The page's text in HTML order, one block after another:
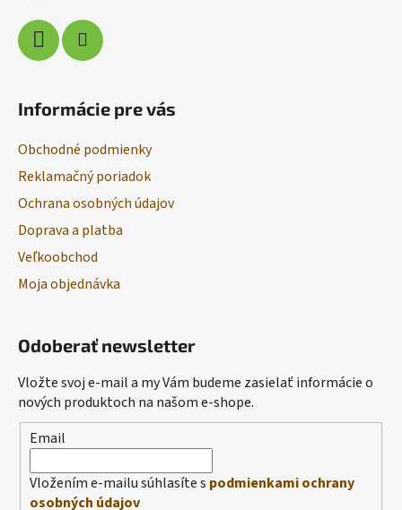
Informácie pre vás
Obchodné podmienky
Reklamačný poriadok
Ochrana osobných údajov
Doprava a platba
Veľkoobchod
Moja objednávka
Odoberať newsletter
Vložte svoj e-mail a my Vám budeme zasielať informácie o
nových produktoch na našom e-shope.
Email
Vložením e-mailu súhlasíte s podmienkami ochrany
osobných údajov